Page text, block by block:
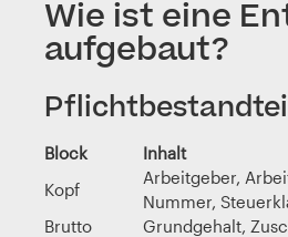
Wie ist eine
aufgebaut?
Block
Inhalt
Kopf
Arbeitgeber,
Nummer,
Brutto
Grundgehalt,